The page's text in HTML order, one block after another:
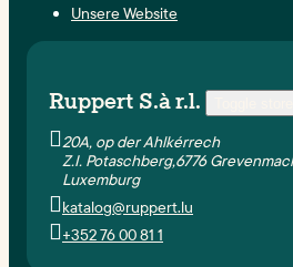
Unsere Website
Ruppert S.à r.l.
20A, op der Ahlkérrech
Z.I. Potaschberg,6776
Luxemburg
katalog@ruppert.lu
+352 76 00 81 1